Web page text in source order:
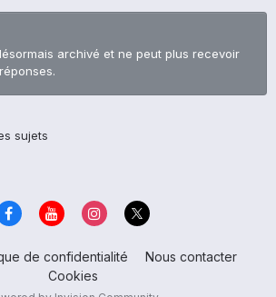
archivé et ne peut plus recevoir
sujets
de confidentialité
Nous contacter
Cookies